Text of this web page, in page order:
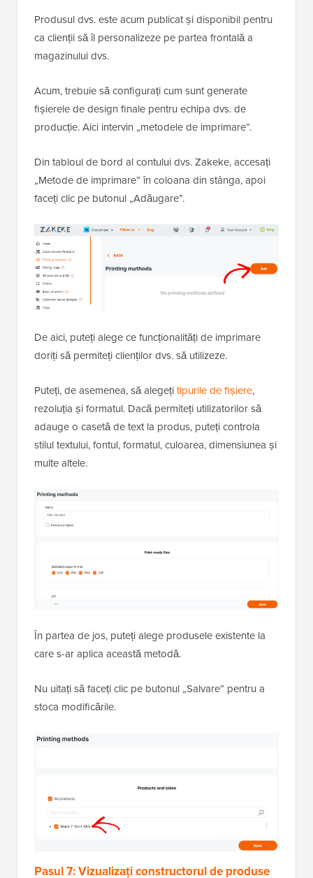
Produsul dvs. este acum publicat și disponibil pentru
ca clienții să îl personalizeze pe partea frontală a
magazinului dvs.
Acum, trebuie să configurați cum sunt generate
fișierele de design finale pentru echipa dvs. de
producție. Aici intervin „metodele de imprimare”.
Din tabloul de bord al contului dvs. Zakeke, accesați
„Metode de imprimare” în coloana din stânga, apoi
faceți clic pe butonul „Adăugare”.
De aici, puteți alege ce funcționalități de imprimare
doriți să permiteți clienților dvs. să utilizeze.
Puteți, de asemenea, să alegețitipurile de fișiere,
rezoluția și formatul. Dacă permiteți utilizatorilor să
adauge o casetă de text la produs, puteți controla
stilul textului, fontul, formatul, culoarea, dimensiunea și
multe altele.
În partea de jos, puteți alege produsele existente la
care s-ar aplica această metodă.
Nu uitați să faceți clic pe butonul „Salvare” pentru a
stoca modificările.
Pasul 7: Vizualizați constructorul de produse